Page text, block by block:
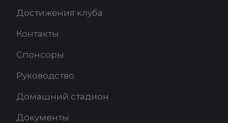
Достижения клуба
Контакты
Спонсоры
Руководство
Домашний стадион
Документы